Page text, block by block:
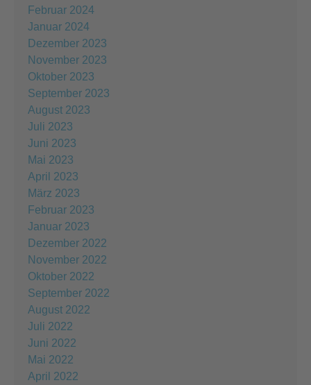
Februar 2024
Januar 2024
Dezember 2023
November 2023
Oktober 2023
September 2023
August 2023
Juli 2023
Juni 2023
Mai 2023
April 2023
März 2023
Februar 2023
Januar 2023
Dezember 2022
November 2022
Oktober 2022
September 2022
August 2022
Juli 2022
Juni 2022
Mai 2022
April 2022